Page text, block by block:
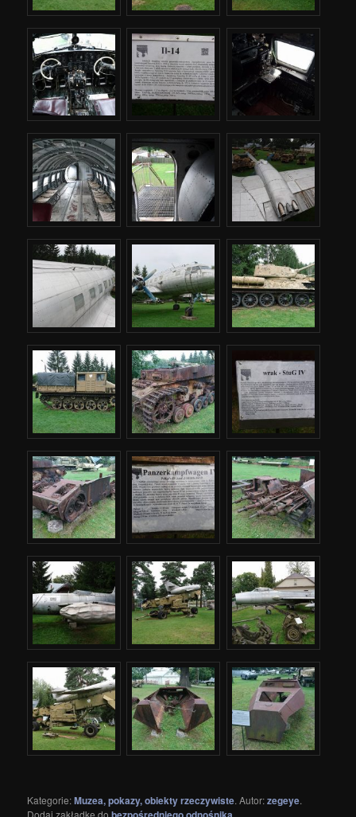
Kategorie:Muzea, pokazy, obiekty rzeczywiste. Autor:zegeye.
Dodaj zakładkę do
.